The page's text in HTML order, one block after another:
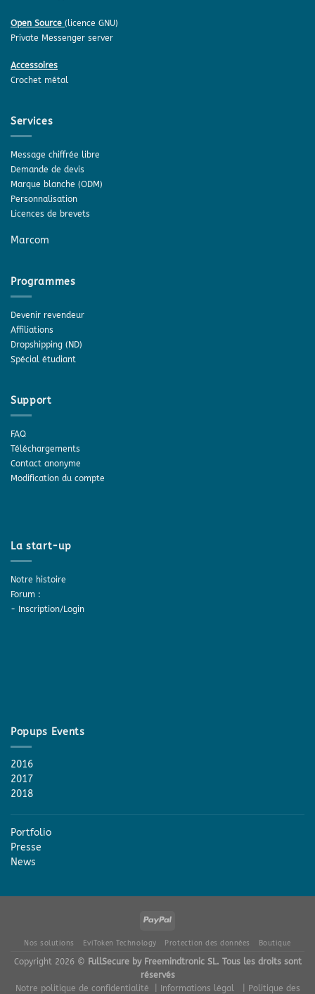
Open Source (licence GNU)
Private Messenger server
Accessoires
Crochet métal
Services
Message chiffrée libre
Demande de devis
Marque blanche (ODM)
Personnalisation
Licences de brevets
Marcom
Programmes
Devenir revendeur
Affiliations
Dropshipping (ND)
Spécial étudiant
Support
FAQ
Téléchargements
Contact anonyme
Modification du compte
La start-up
Notre histoire
Forum :
- Inscription/Login
Popups Events
2016
2017
2018
Portfolio
Presse
News
Nos solutions EviToken Technology Protection des données Boutique
Copyright 2026 © FullSecure by Freemindtronic SL. Tous les droits sont
réservés
Notre politique de confidentialité
| Informations légal | Politique des